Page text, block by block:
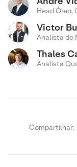
Head Óleo,
Victor
Analista de
Thales
Analista
Compartilhar: